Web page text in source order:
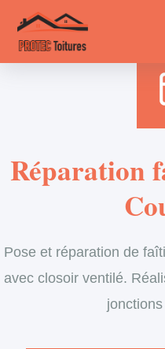
Réparation
Pose et réparation de
avec closoir ventilé.